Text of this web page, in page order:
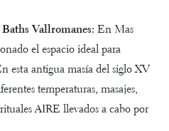
Vallromanes: En Mas
el espacio ideal para
esta antigua masía del siglo XV
temperaturas, masajes,
rituales AIRE llevados a cabo por